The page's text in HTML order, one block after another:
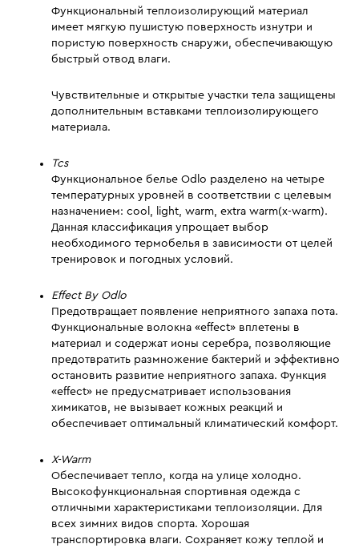
Функциональный теплоизолирующий материал
имеет мягкую пушистую поверхность изнутри и
пористую поверхность снаружи, обеспечивающую
быстрый отвод влаги.
Чувствительные и открытые участки тела защищены
дополнительным вставками теплоизолирующего
материала.
Tcs
Функциональное белье Odlo разделено на четыре
температурных уровней в соответствии с целевым
назначением: cool, light, warm, extra warm(x-warm).
Данная классификация упрощает выбор
необходимого термобелья в зависимости от целей
тренировок и погодных условий.
Effect By Odlo
Предотвращает появление неприятного запаха пота.
Функциональные волокна «effect» вплетены в
материал и содержат ионы серебра, позволяющие
предотвратить размножение бактерий и эффективно
остановить развитие неприятного запаха. Функция
«effect» не предусматривает использования
химикатов, не вызывает кожных реакций и
обеспечивает оптимальный климатический комфорт.
X-Warm
Обеспечивает тепло, когда на улице холодно.
Высокофункциональная спортивная одежда с
отличными характеристиками теплоизоляции. Для
всех зимних видов спорта. Хорошая
транспортировка влаги. Сохраняет кожу теплой и